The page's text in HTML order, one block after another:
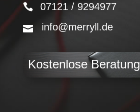
07121 / 9294977
info@merryll.de
Kostenlose Beratung